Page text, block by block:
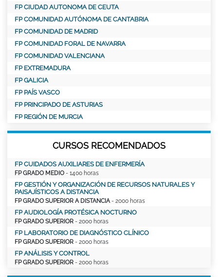
FP CIUDAD AUTONOMA DE CEUTA
FP COMUNIDAD AUTÓNOMA DE CANTABRIA
FP COMUNIDAD DE MADRID
FP COMUNIDAD FORAL DE NAVARRA
FP COMUNIDAD VALENCIANA
FP EXTREMADURA
FP GALICIA
FP PAÍS VASCO
FP PRINCIPADO DE ASTURIAS
FP REGIÓN DE MURCIA
CURSOS RECOMENDADOS
FP CUIDADOS AUXILIARES DE ENFERMERÍA
FP GRADO MEDIO - 1400 horas
FP GESTIÓN Y ORGANIZACIÓN DE RECURSOS NATURALES Y
PAISAJÍSTICOS A DISTANCIA
FP GRADO SUPERIOR A DISTANCIA- 2000 horas
FP AUDIOLOGÍA PROTÉSICA NOCTURNO
FP GRADO SUPERIOR - 2000 horas
FP LABORATORIO DE DIAGNÓSTICO CLÍNICO
FP GRADO SUPERIOR - 2000 horas
FP ANÁLISIS Y CONTROL
FP GRADO SUPERIOR - 2000 horas